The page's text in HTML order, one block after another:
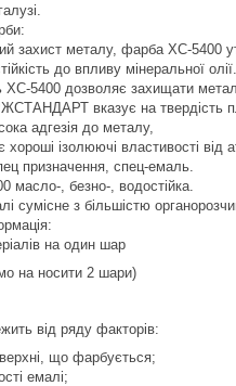
захист металу, фарба ХС-5400
до впливу мінеральної олії.
ХС-5400 дозволяє захищати
вказує на твердість
адгезія до металу,
ізолюючі властивості від
призначення, спец-емаль.
масло-, безно-, водостійка.
сумісне з більшістю
на один шар
на носити 2 шари)
від ряду факторів:
що фарбується;
емалі;